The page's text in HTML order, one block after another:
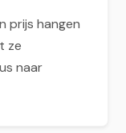
prijs hangen
ze
naar